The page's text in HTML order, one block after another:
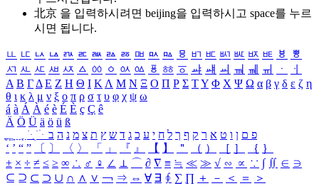
北京 을 입력하시려면 beijing을 입력하시고 space를 누르
시면 됩니다.
ㅥ ㅦ ㅧ ㅨ ㅩ ㅪ ㅫ ㅬ ㅭ ㅮ ㅯ ㅰ ㅱ ㅲ ㅳ ㅴ ㅵ ㅶ ㅷ ㅸ
ㅹ
ㅺ ㅻ ㅼ ㅽ ㅾ ㅿ ㆀ ㆁ ㆂ ㆃ ㆄ ㆅ ㆆ ㆇ ㆈ ㆉ ㆊ ㆋ ㆌ ㆍ
ㆎ
Α Β ΓΔ Ε Ζ Η Θ Ι ΚΛ Μ Ν Ξ Ο Π Ρ Σ ΤΥ Φ Χ Ψ Ω α β γ δ ε ζ η
θ ι κ λ μ ν ξ ο π ρ σ τ υ φ χ ψ ω
á à Á À é è É È ç Ç ê
Ä Ö Ü ä ö ü ß
ִֶֹ ֻּ ׁׂ פ ם ן ו ט א ר ק ף ך ל ח י ע כ ג ד ש ץ ת צ מ נ ה ב
‘ ’ “ ” 〔 〕 〈 〉 「 」 『 』 【 】 ＂ （ ） ［ ］ ｛ ｝
± × ÷ ≠ ≤ ≥ ∞ ∴ ♂ ♀ ∠ ⊥ ⌒ ∂ ∇ ≡ ≒ ≪ ≫ √ ∽ ∝ ∵ ∫ ∬ ∈ ∋
⊆ ⊇ ⊂ ⊃ ∪ ∩ ∧ ∨ ￢ ⇒ ⇔ ∀ ∃ ∮ ∑ ∏ ＋ － ＜ ＝
＞